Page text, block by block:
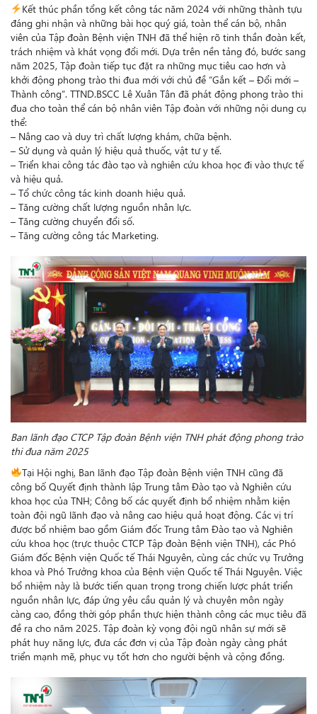
Kết thúc phần tổng kết công tác năm 2024 với những thành tựu
đáng ghi nhận và những bài học quý giá, toàn thể cán bộ, nhân
viên của Tập đoàn Bệnh viện TNH đã thể hiện rõ tinh thần đoàn kết,
trách nhiệm và khát vọng đổi mới. Dựa trên nền tảng đó, bước sang
năm 2025, Tập đoàn tiếp tục đặt ra những mục tiêu cao hơn và
khởi động phong trào thi đua mới với chủ đề “Gắn kết – Đổi mới –
Thành công”. TTND.BSCC Lê Xuân Tân đã phát động phong trào thi
đua cho toàn thể cán bộ nhân viên Tập đoàn với những nội dung cụ
thể:
– Nâng cao và duy trì chất lượng khám, chữa bệnh.
– Sử dụng và quản lý hiệu quả thuốc, vật tư y tế.
– Triển khai công tác đào tạo và nghiên cứu khoa học đi vào thực tế
và hiệu quả.
– Tổ chức công tác kinh doanh hiệu quả.
– Tăng cường chất lượng nguồn nhân lực.
– Tăng cường chuyển đổi số.
– Tăng cường công tác Marketing.
Ban lãnh đạo CTCP Tập đoàn Bệnh viện TNH phát động phong trào
thi đua năm 2025
Tại Hội nghị, Ban lãnh đạo Tập đoàn Bệnh viện TNH cũng đã
công bố Quyết định thành lập Trung tâm Đào tạo và Nghiên cứu
khoa học của TNH; Công bố các quyết định bổ nhiệm nhằm kiện
toàn đội ngũ lãnh đạo và nâng cao hiệu quả hoạt động. Các vị trí
được bổ nhiệm bao gồm Giám đốc Trung tâm Đào tạo và Nghiên
cứu khoa học (trực thuộc CTCP Tập đoàn Bệnh viện TNH), các Phó
Giám đốc Bệnh viện Quốc tế Thái Nguyên, cùng các chức vụ Trưởng
khoa và Phó Trưởng khoa của Bệnh viện Quốc tế Thái Nguyên. Việc
bổ nhiệm này là bước tiến quan trọng trong chiến lược phát triển
nguồn nhân lực, đáp ứng yêu cầu quản lý và chuyên môn ngày
càng cao, đồng thời góp phần thực hiện thành công các mục tiêu đã
đề ra cho năm 2025. Tập đoàn kỳ vọng đội ngũ nhân sự mới sẽ
phát huy năng lực, đưa các đơn vị của Tập đoàn ngày càng phát
triển mạnh mẽ, phục vụ tốt hơn cho người bệnh và cộng đồng.